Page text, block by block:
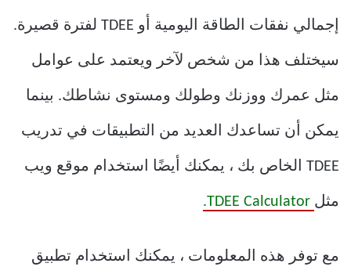
إجمالي نفقات الطاقة اليومية أو TDEE لفترة قصيرة.
سيختلف هذا من شخص لآخر ويعتمد على عوامل
مثل عمرك ووزنك وطولك ومستوى نشاطك. بينما
يمكن أن تساعدك العديد من التطبيقات في تدريب
TDEE الخاص بك ، يمكنك أيضًا استخدام موقع ويب
مثل
مع توفر هذه المعلومات ، يمكنك استخدام تطبيق